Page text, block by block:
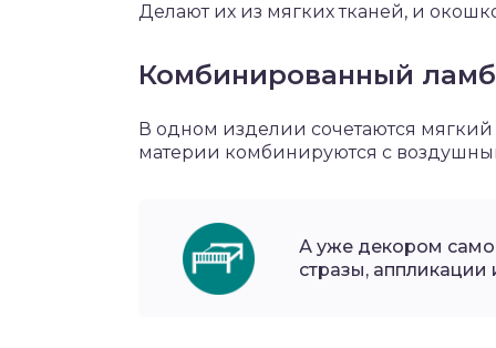
Делают их из мягких тканей, и
Комбинированный
В одном изделии сочетаются
материи комбинируются с
А уже декором
стразы, аппликации